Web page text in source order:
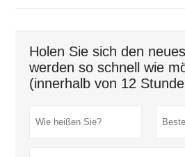
Holen Sie sich den
werden so schnell wie
(innerhalb von 12